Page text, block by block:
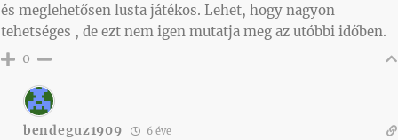
és meglehetősen lusta játékos. Lehet, hogy nagyon
tehetséges , de ezt nem igen mutatja meg az utóbbi időben.
0
bendeguz1909 6 éve